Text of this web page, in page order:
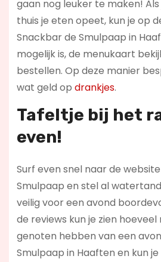
gaan nog leuker te maken!
thuis je eten opeet, kun je op
Snackbar de Smulpaap in
mogelijk is, de menukaart
bestellen. Op deze manier
wat geld op drankjes.
Tafeltje bij het
even!
Surf even snel naar de
Smulpaap en stel al
veilig voor een avond
de reviews kun je zien
genoten hebben van een
Smulpaap in Haaften en kun